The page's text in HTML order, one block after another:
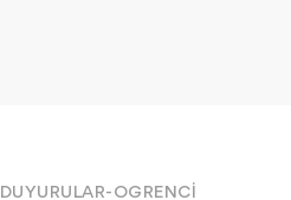
DUYURULAR-OGRENCI